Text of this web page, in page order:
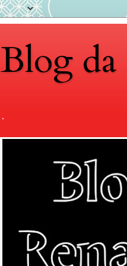
Blog da
.